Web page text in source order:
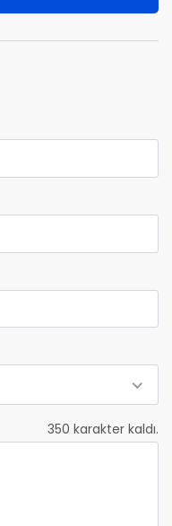
350 karakter kaldı.